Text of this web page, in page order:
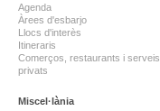
Agenda
Àrees d'esbarjo
Llocs d'interès
Itineraris
Comerços, restaurants i serveis
privats
Miscel·lània